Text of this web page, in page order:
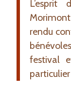
rendu
festival